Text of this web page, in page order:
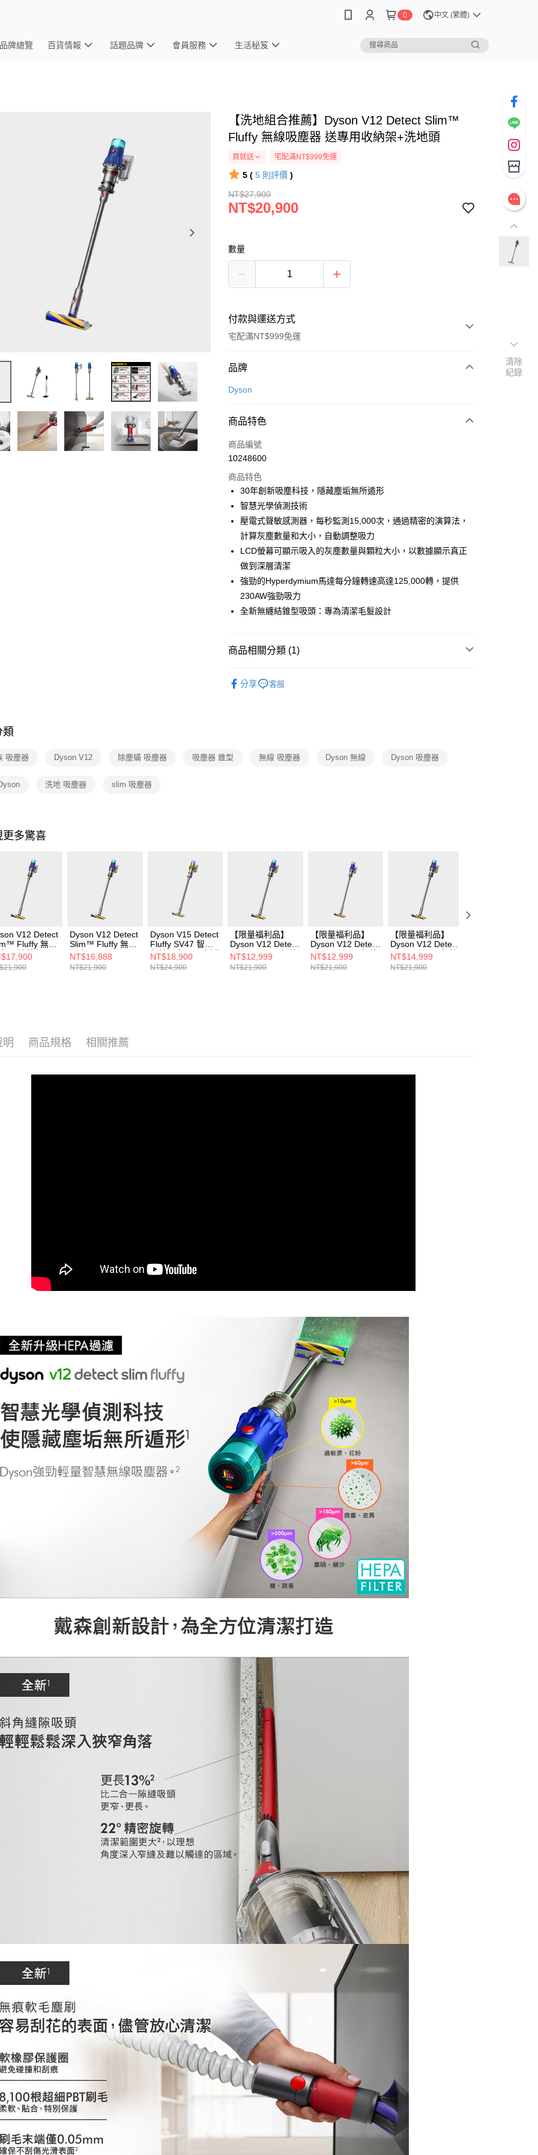
0 中文 (繁體)
品牌總覽 百貨情報 話題品牌 會員服務 生活秘笈
【洗地組合推薦】Dyson V12 Detect Slim™
Fluffy 無線吸塵器 送專用收納架+洗地頭
買就送 宅配滿NT$999免運
5 ( 5 則評價 )
NT$27,900
NT$20,900
數量
付款與運送方式
宅配滿NT$999免運
付款方式
信用卡一次付款
合作金庫商業銀行
華南商業銀行
上海商業儲蓄銀行
國泰世華商業銀行
兆豐國際商業銀行
臺灣中小企業銀行
匯豐（台灣）商業銀行
聯邦商業銀行
遠東國際商業銀行
元大商業銀行
永豐商業銀行
玉山商業銀行
星展（台灣）商業銀行
台新國際商業銀行
台灣樂天信用卡公司
6 期 0 利率 每期
華南商業銀行
上海商業儲蓄銀行
台北富邦商業銀行
國泰世華商業銀行
臺灣中小企業銀行
台中商業銀行
匯豐（台灣）商業銀行
華泰商業銀行
元大商業銀行
永豐商業銀行
玉山商業銀行
台新國際商業銀行
中國信託商業銀行
台灣樂天信用卡公司
即享券
LINE Pay
Apple Pay
街口支付
Google Pay
ATM付款
宅配
品牌
Dyson
商品特色
商品編號
10248600
商品特色
30年創新吸塵科技，隱藏塵垢無所遁形
智慧光學偵測技術
壓電式聲敏感測器，每秒監測15,000次，通過精密的演算法，
計算灰塵數量和大小，自動調整吸力
LCD螢幕可顯示吸入的灰塵數量與顆粒大小，以數據顯示真正
做到深層清潔
強勁的Hyperdymium馬達每分鐘轉速高達125,000轉，提供
230AW強勁吸力
全新無纏結錐型吸頭：專為清潔毛髮設計
商品相關分類 (1)
分享
客服
類
吸塵器 Dyson V12 除塵蟎 吸塵器 吸塵器 錐型 無線 吸塵器 Dyson 無線 Dyson 吸塵器
洗地 吸塵器 slim 吸塵器
更多驚喜
V12 Detect
Fluffy 無線
器(滾筒組)
Dyson V12 Detect
Slim™ Fluffy 無線
吸塵器
NT$16,888
NT$21,900
Dyson V15 Detect
Fluffy SV47 智慧
無線吸塵器(全新升
級 大容量集塵)
NT$18,900
NT$24,900
【限量福利品】
Dyson V12 Detect
Slim™ Fluffy 無線
吸塵器
NT$12,999
NT$21,900
【限量福利品】
Dyson V12 Detect
Slim™ Fluffy 無線
吸塵器
NT$12,999
NT$21,900
【限量福利品】
Dyson V12 Detect
Slim™ Fluffy 無線
吸塵器
NT$14,999
NT$21,900
明 商品規格 相關推薦
清除
紀錄